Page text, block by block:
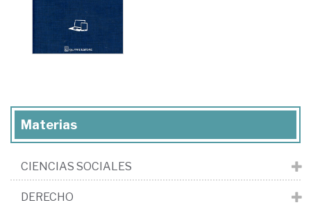
Materias
CIENCIAS SOCIALES
DERECHO